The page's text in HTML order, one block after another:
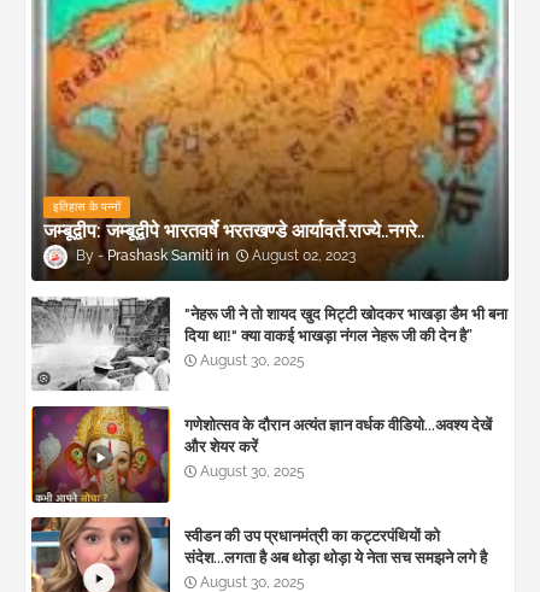
इतिहास के पन्नों
जम्बूद्वीप: जम्बूद्वीपे भारतवर्षे भरतखण्डे आर्यावर्ते.राज्ये..नगरे..
Prashask Samiti August 02, 2023
"नेहरू जी ने तो शायद खुद मिट्टी खोदकर भाखड़ा डैम भी बना
दिया था!" क्या वाकई भाखड़ा नंगल नेहरू जी की देन है”
August 30, 2025
गणेशोत्सव के दौरान अत्यंत ज्ञान वर्धक वीडियो...अवश्य देखें
और शेयर करें
August 30, 2025
स्वीडन की उप प्रधानमंत्री का कट्टरपंथियों को
संदेश...लगता है अब थोड़ा थोड़ा ये नेता सच समझने लगे है
August 30, 2025